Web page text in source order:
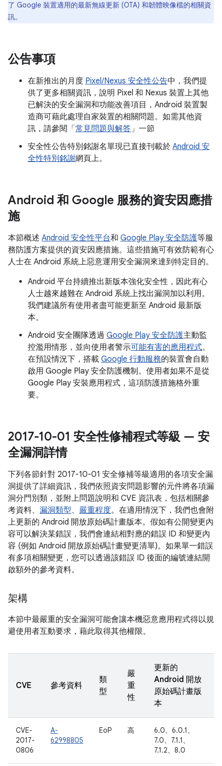
了 Google 裝置適用的最新無線更新 (OTA) 和韌體映像檔的相關資
訊。
公告事項
在新推出的月度 Pixel/Nexus 安全性公告中，我們提
供了更多相關資訊，說明 Pixel 和 Nexus 裝置上其他
已解決的安全漏洞和功能改善項目，Android 裝置製
造商可藉此處理自家裝置的相關問題。如需其他資
訊，請參閱「 常見問題與解答」一節
安全性公告特別銘謝名單現已直接刊載於 Android 安
全性特別銘謝網頁上。
Android 和 Google 服務的資安因應措
施
本節概述 Android 安全性平台和 Google Play 安全防護等服
務防護方案提供的資安因應措施。這些措施可有效防範有心
人士在 Android 系統上惡意運用安全漏洞來達到特定目的。
Android 平台持續推出新版本強化安全性，因此有心
人士越來越難在 Android 系統上找出漏洞加以利用。
我們建議所有使用者盡可能更新至 Android 最新版
本。
Android 安全團隊透過 Google Play 安全防護主動監
控濫用情形，並向使用者警示可能有害的應用程式。
在預設情況下，搭載 Google 行動服務的裝置會自動
啟用 Google Play 安全防護機制。使用者如果不是從
Google Play 安裝應用程式，這項防護措施格外重
要。
2017-10-01 安全性修補程式等級 — 安
全漏洞詳情
下列各節針對 2017-10-01 安全修補等級適用的各項安全漏
洞提供了詳細資訊，我們依照資安問題影響的元件將各項漏
洞分門別類，並附上問題說明和 CVE 資訊表，包括相關參
考資料、 漏洞類型、 嚴重程度。在適用情況下，我們也會附
上更新的 Android 開放原始碼計畫版本。假如有公開變更內
容可以解決某錯誤，我們會連結相對應的錯誤 ID 和變更內
容 (例如 Android 開放原始碼計畫變更清單)。如果單一錯誤
有多項相關變更，您可以透過該錯誤 ID 後面的編號連結開
啟額外的參考資料。
架構
本節中最嚴重的安全漏洞可能會讓本機惡意應用程式得以規
避使用者互動要求，藉此取得其他權限。
CVE 參考資料
類
型
嚴
重
性
更新的
Android 開放
原始碼計畫版
本
CVE-
2017-
0806
A-
62998805
EoP 高
6.0、6.0.1、
7.0、7.1.1、
7.1.2、8.0